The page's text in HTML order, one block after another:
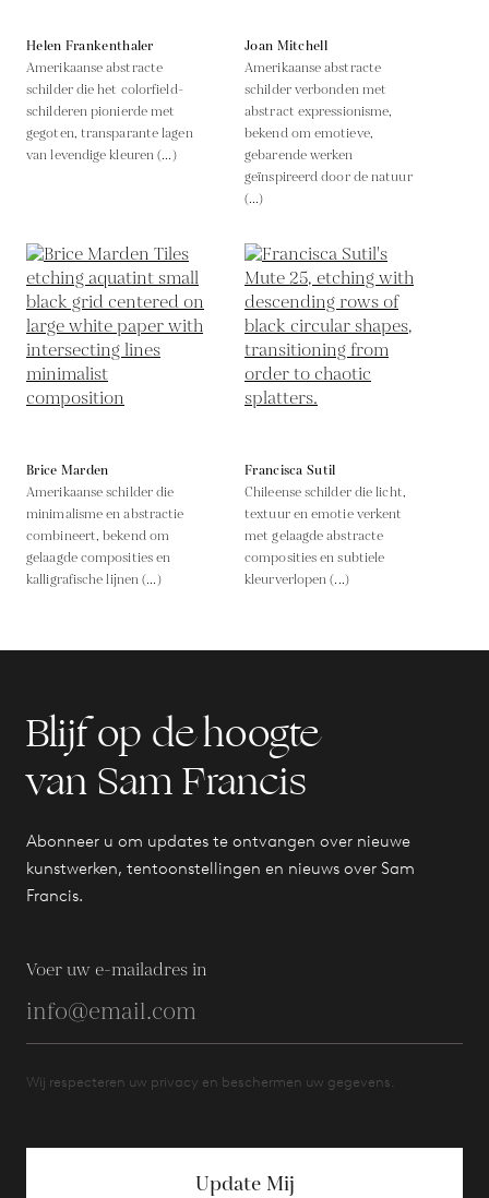
Helen Frankenthaler
Amerikaanse abstracte
schilder die het colorfield-
schilderen pionierde met
gegoten, transparante lagen
van levendige kleuren (...)
Joan Mitchell
Amerikaanse abstracte
schilder verbonden met
abstract expressionisme,
bekend om emotieve,
gebarende werken
geïnspireerd door de natuur
(...)
Brice Marden
Amerikaanse schilder die
minimalisme en abstractie
combineert, bekend om
gelaagde composities en
kalligrafische lijnen (...)
Francisca Sutil
Chileense schilder die licht,
textuur en emotie verkent
met gelaagde abstracte
composities en subtiele
kleurverlopen (...)
Blijf op de hoogte
van Sam Francis
Abonneer u om updates te ontvangen over nieuwe
kunstwerken, tentoonstellingen en nieuws over Sam
Francis.
Voer uw e-mailadres in
Wij respecteren uw privacy en beschermen uw gegevens.
Update Mij